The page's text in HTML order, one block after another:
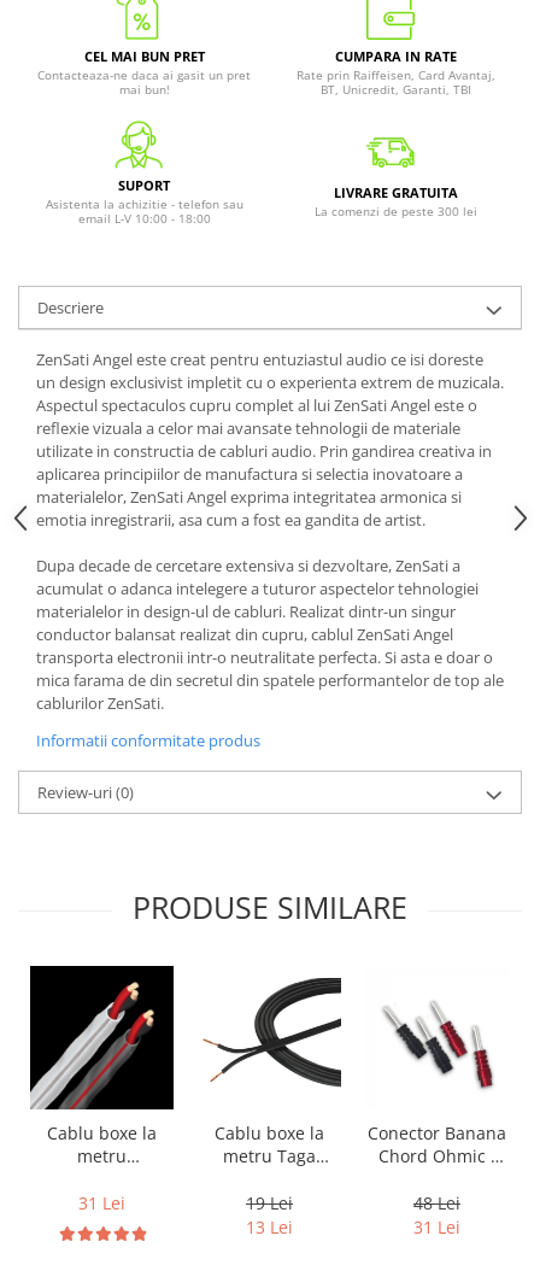
CEL MAI BUN PRET
Contacteaza-ne daca ai gasit un pret
mai bun!
CUMPARA IN RATE
Rate prin Raiffeisen, Card Avantaj,
BT, Unicredit, Garanti, TBI
SUPORT
Asistenta la achizitie - telefon sau
email L-V 10:00 - 18:00
LIVRARE GRATUITA
La comenzi de peste 300 lei
Descriere
ZenSati Angel este creat pentru entuziastul audio ce isi doreste
un design exclusivist impletit cu o experienta extrem de muzicala.
Aspectul spectaculos cupru complet al lui ZenSati Angel este o
reflexie vizuala a celor mai avansate tehnologii de materiale
utilizate in constructia de cabluri audio. Prin gandirea creativa in
aplicarea principiilor de manufactura si selectia inovatoare a
materialelor, ZenSati Angel exprima integritatea armonica si
emotia inregistrarii, asa cum a fost ea gandita de artist.
Dupa decade de cercetare extensiva si dezvoltare, ZenSati a
acumulat o adanca intelegere a tuturor aspectelor tehnologiei
materialelor in design-ul de cabluri. Realizat dintr-un singur
conductor balansat realizat din cupru, cablul ZenSati Angel
transporta electronii intr-o neutralitate perfecta. Si asta e doar o
mica farama de din secretul din spatele performantelor de top ale
cablurilor ZenSati.
Informatii conformitate produs
Review-uri(0)
PRODUSE SIMILARE
Cablu boxe la
metru
DB 16/2,
conductor cupru
LGC
31 Lei
Cablu boxe la
metru Taga
14B, 2 x 2mm
19 Lei
13 Lei
Conector Banana
Chord Ohmic -
48 Lei
31 Lei